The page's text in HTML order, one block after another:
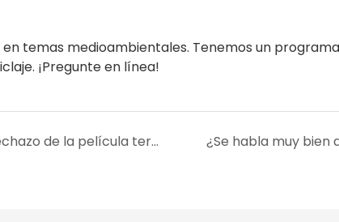
temas medioambientales. Tenemos un
¡Pregunte en línea!
¿Qué tal la tasa de rechazo de la película termorretráctil Lin-Yang?